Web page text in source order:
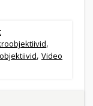
,
, Video